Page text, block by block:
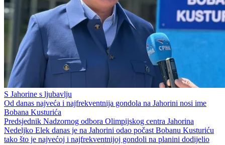
S Jahorine s ljubavlju
Od danas najveća i najfrekventnija gondola na Jahorini nosi ime
Bobana Kusturića
Predsjednik Nadzornog odbora Olimpijskog centra Jahorina
Nedeljko Elek danas je na Jahorini odao počast Bobanu Kusturiću
tako što je najvećoj i najfrekventnijoj gondoli na planini dodijelio